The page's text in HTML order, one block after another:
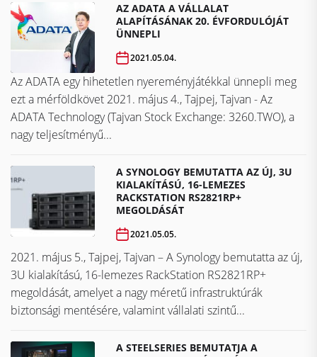
AZ ADATA A VÁLLALAT
ALAPÍTÁSÁNAK 20. ÉVFORDULÓJÁT
ÜNNEPLI
2021.05.04.
Az ADATA egy hihetetlen nyereményjátékkal ünnepli meg
ezt a mérföldkövet ​​​​​​​2021. május 4., Tajpej, Tajvan - Az
ADATA Technology (Tajvan Stock Exchange: 3260.TWO), a
nagy teljesítményű...
A SYNOLOGY BEMUTATTA AZ ÚJ, 3U
KIALAKÍTÁSÚ, 16-LEMEZES
RACKSTATION RS2821RP+
MEGOLDÁSÁT
2021.05.05.
2021. május 5., Tajpej, Tajvan – A Synology bemutatta az új,
3U kialakítású, 16-lemezes RackStation RS2821RP+
megoldását, amelyet a nagy méretű infrastruktúrák
biztonsági mentésére, valamint vállalati szintű...
A STEELSERIES BEMUTATJA A